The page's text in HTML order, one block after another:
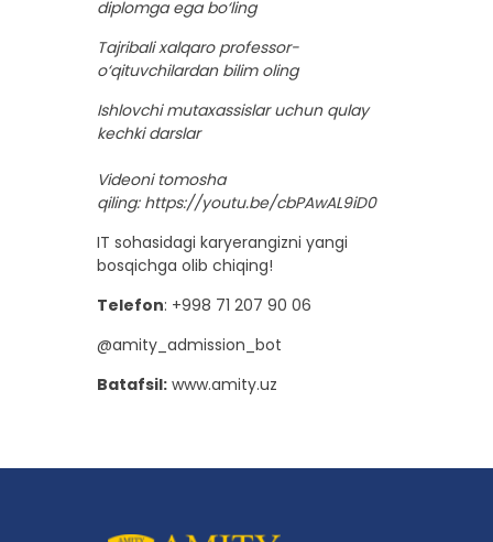
diplomga ega bo‘ling
Tajribali xalqaro professor-
o‘qituvchilardan bilim oling
Ishlovchi mutaxassislar uchun qulay
kechki darslar
Videoni tomosha
qiling: https://youtu.be/cbPAwAL9iD0
IT sohasidagi karyerangizni yangi
bosqichga olib chiqing!
Telefon: +998 71 207 90 06
@amity_admission_bot
Batafsil: www.amity.uz